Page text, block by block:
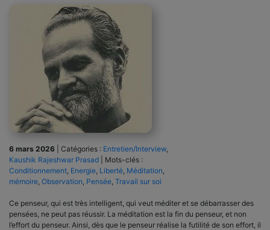
6 mars 2026 Catégories : Entretien/Interview
Kaushik Rajeshwar Prasad
Mots-clés :
Conditionnement Energie Liberté Méditation
mémoire Observation Pensée Travail sur soi
Ce penseur, qui est très intelligent, qui veut méditer et se débarrasser des
pensées, ne peut pas réussir. La méditation est la fin du penseur, et non
l’effort du penseur. Ainsi, dès que le penseur réalise la futilité de son effort, il